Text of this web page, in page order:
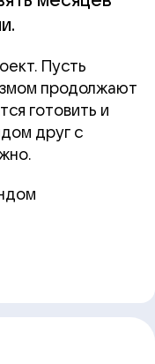
Пусть
продолжают
готовить и
друг с